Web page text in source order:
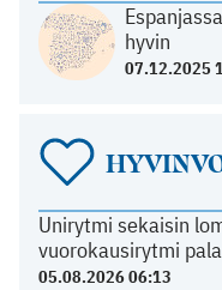
hyvin
07.12.2025
Unirytmi sekaisin
vuorokausirytmi
05.08.2026 06:13